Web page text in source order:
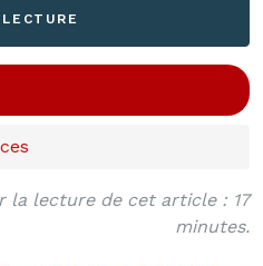
la lecture de cet article : 17
minutes.